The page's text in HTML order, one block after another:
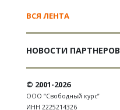
ВСЯ ЛЕНТА
НОВОСТИ ПАРТНЕРОВ
© 2001-2026
ООО “Свободный курс”
ИНН 2225214326